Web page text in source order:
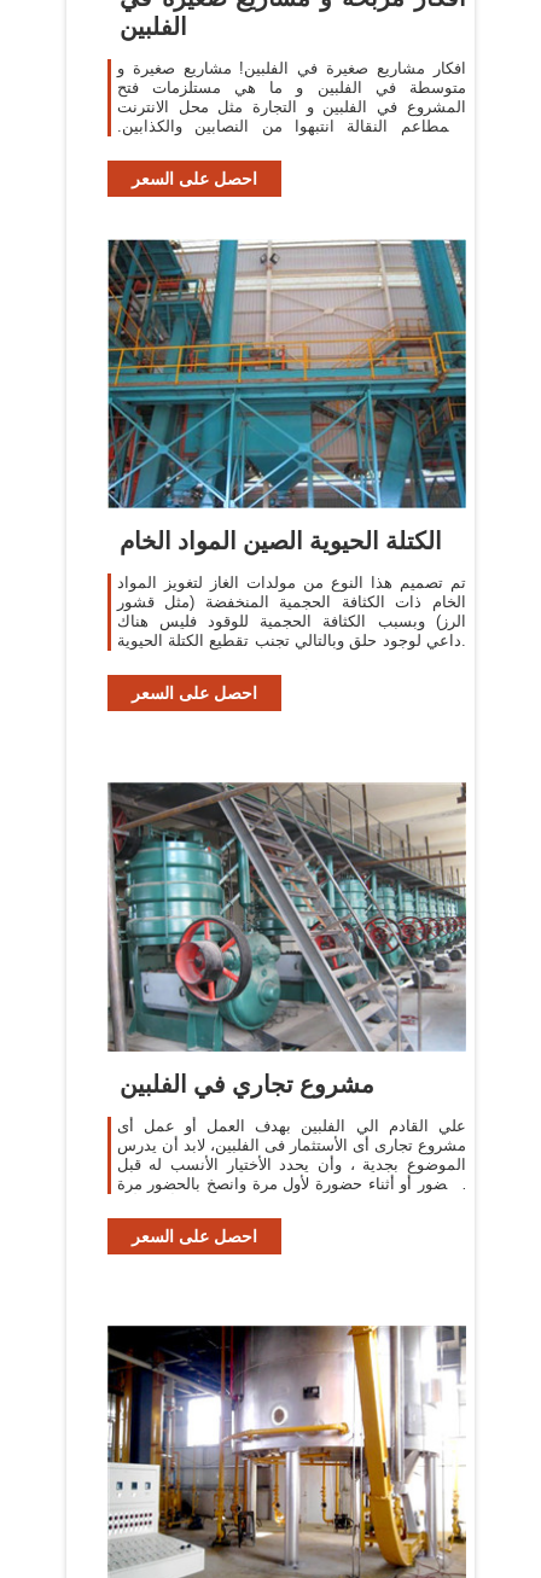
الفلبين
افكار مشاريع صغيرة في الفلبين! مشاريع صغيرة و
متوسطة في الفلبين و ما هي مستلزمات فتح
المشروع في الفلبين و التجارة مثل محل الانترنت
والمطاعم النقالة انتبهوا من النصابين والكذابين.
احصل على السعر
الكتلة الحيوية الصين المواد الخام
تم تصميم هذا النوع من مولدات الغاز لتغويز المواد
الخام ذات الكثافة الحجمية المنخفضة (مثل قشور
الرز) وبسبب الكثافة الحجمية للوقود فليس هناك
داعي لوجود حلق وبالتالي تجنب تقطيع الكتلة الحيوية.
احصل على السعر
مشروع تجاري في الفلبين
علي القادم الي الفلبين بهدف العمل أو عمل أى
مشروع تجارى أى الأستثمار فى الفلبين، لابد أن يدرس
الموضوع بجدية ، وأن يحدد الأختيار الأنسب له قبل
الحضور أو أثناء حضورة لأول مرة وانصخ بالحضور مرة
احصل على السعر